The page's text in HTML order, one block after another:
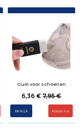
Gum voor schoenen
6,36 €7,95 €
Bekijk